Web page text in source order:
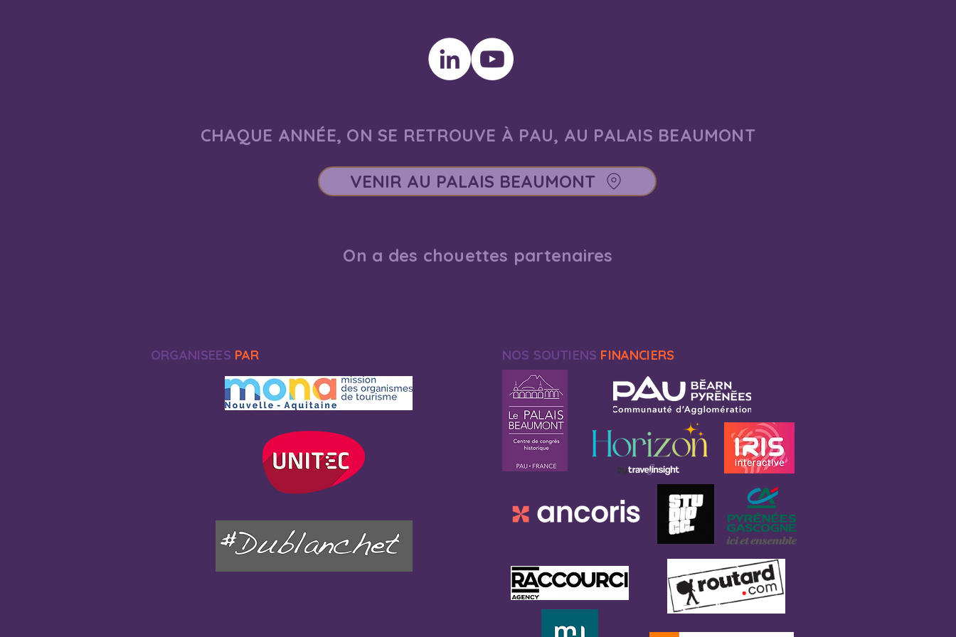
CHAQUE ANNÉE, ON SE RETROUVE À PAU, AU PALAIS BEAUMONT
VENIR AU PALAIS BEAUMONT
On a des chouettes partenaires
ORGANISEES PAR NOS SOUTIENS FINANCIERS